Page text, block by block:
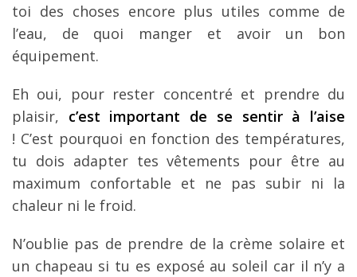
toi des choses encore plus utiles comme de
l’eau, de quoi manger et avoir un bon
équipement.
Eh oui, pour rester concentré et prendre du
plaisir, c’est important de se sentir à l’aise
! C’est pourquoi en fonction des températures,
tu dois adapter tes vêtements pour être au
maximum confortable et ne pas subir ni la
chaleur ni le froid.
N’oublie pas de prendre de la crème solaire et
un chapeau si tu es exposé au soleil car il n’y a